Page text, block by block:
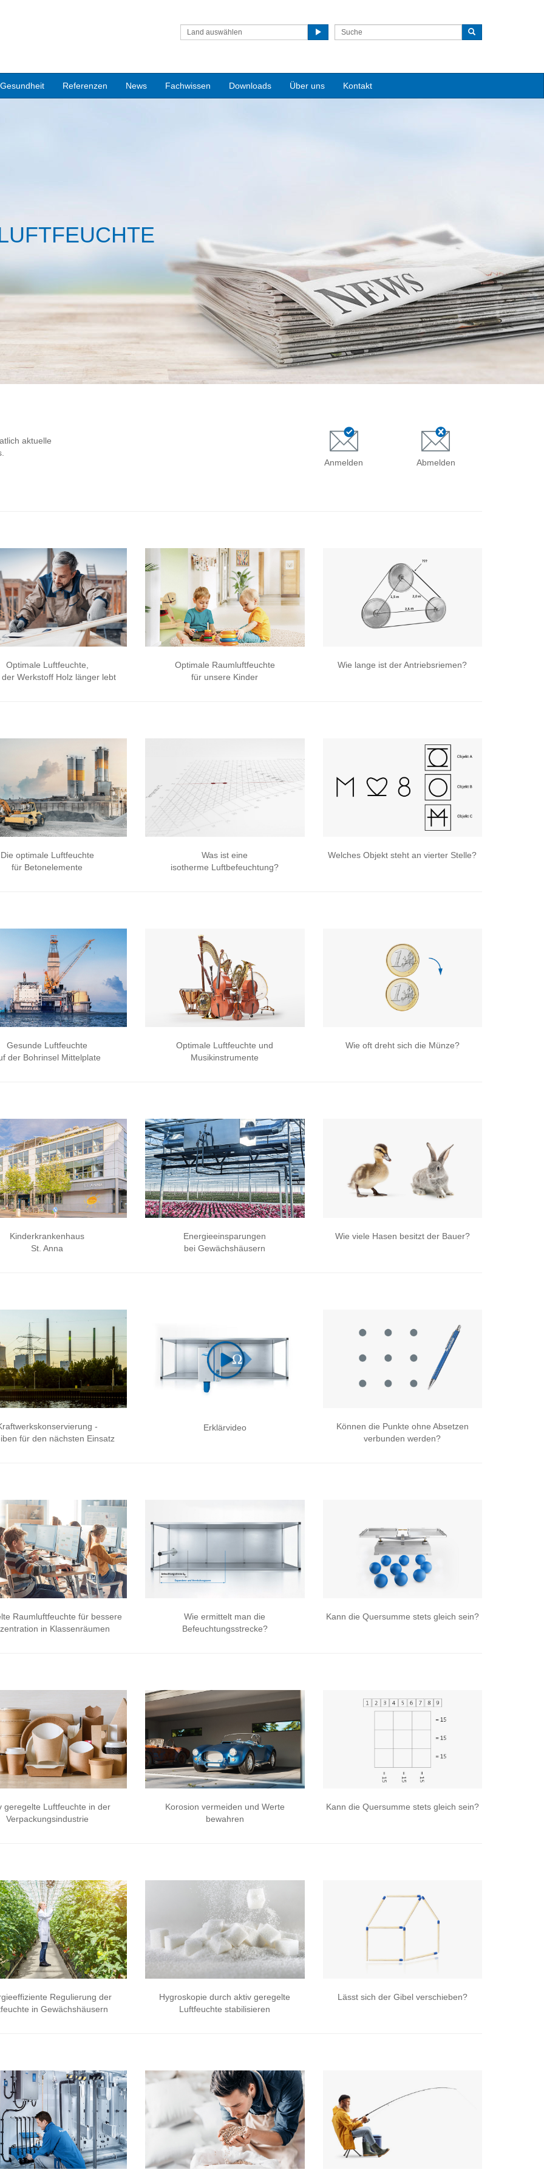
Land auswählen
Gesundheit Referenzen News Fachwissen Downloads Über uns Kontakt
aktuelle
Anmelden
Abmelden
Optimale Luftfeuchte,
Werkstoff Holz länger lebt
Optimale Raumluftfeuchte
für unsere Kinder
Wie lange ist der Antriebsriemen?
Die optimale Luftfeuchte
für Betonelemente
Was ist eine
isotherme Luftbefeuchtung?
Welches Objekt steht an vierter Stelle?
Gesunde Luftfeuchte
der Bohrinsel Mittelplate
Optimale Luftfeuchte und
Musikinstrumente
Wie oft dreht sich die Münze?
Kinderkrankenhaus
St. Anna
Energieeinsparungen
bei Gewächshäusern
Wie viele Hasen besitzt der Bauer?
-
für den nächsten Einsatz
Erklärvideo
Können die Punkte ohne Absetzen
verbunden werden?
Raumluftfeuchte für bessere
in Klassenräumen
Wie ermittelt man die
Befeuchtungsstrecke?
Kann die Quersumme stets gleich sein?
geregelte Luftfeuchte in der
Verpackungsindustrie
Korosion vermeiden und Werte
bewahren
Kann die Quersumme stets gleich sein?
Regulierung der
in Gewächshäusern
Hygroskopie durch aktiv geregelte
Luftfeuchte stabilisieren
Lässt sich der Gibel verschieben?